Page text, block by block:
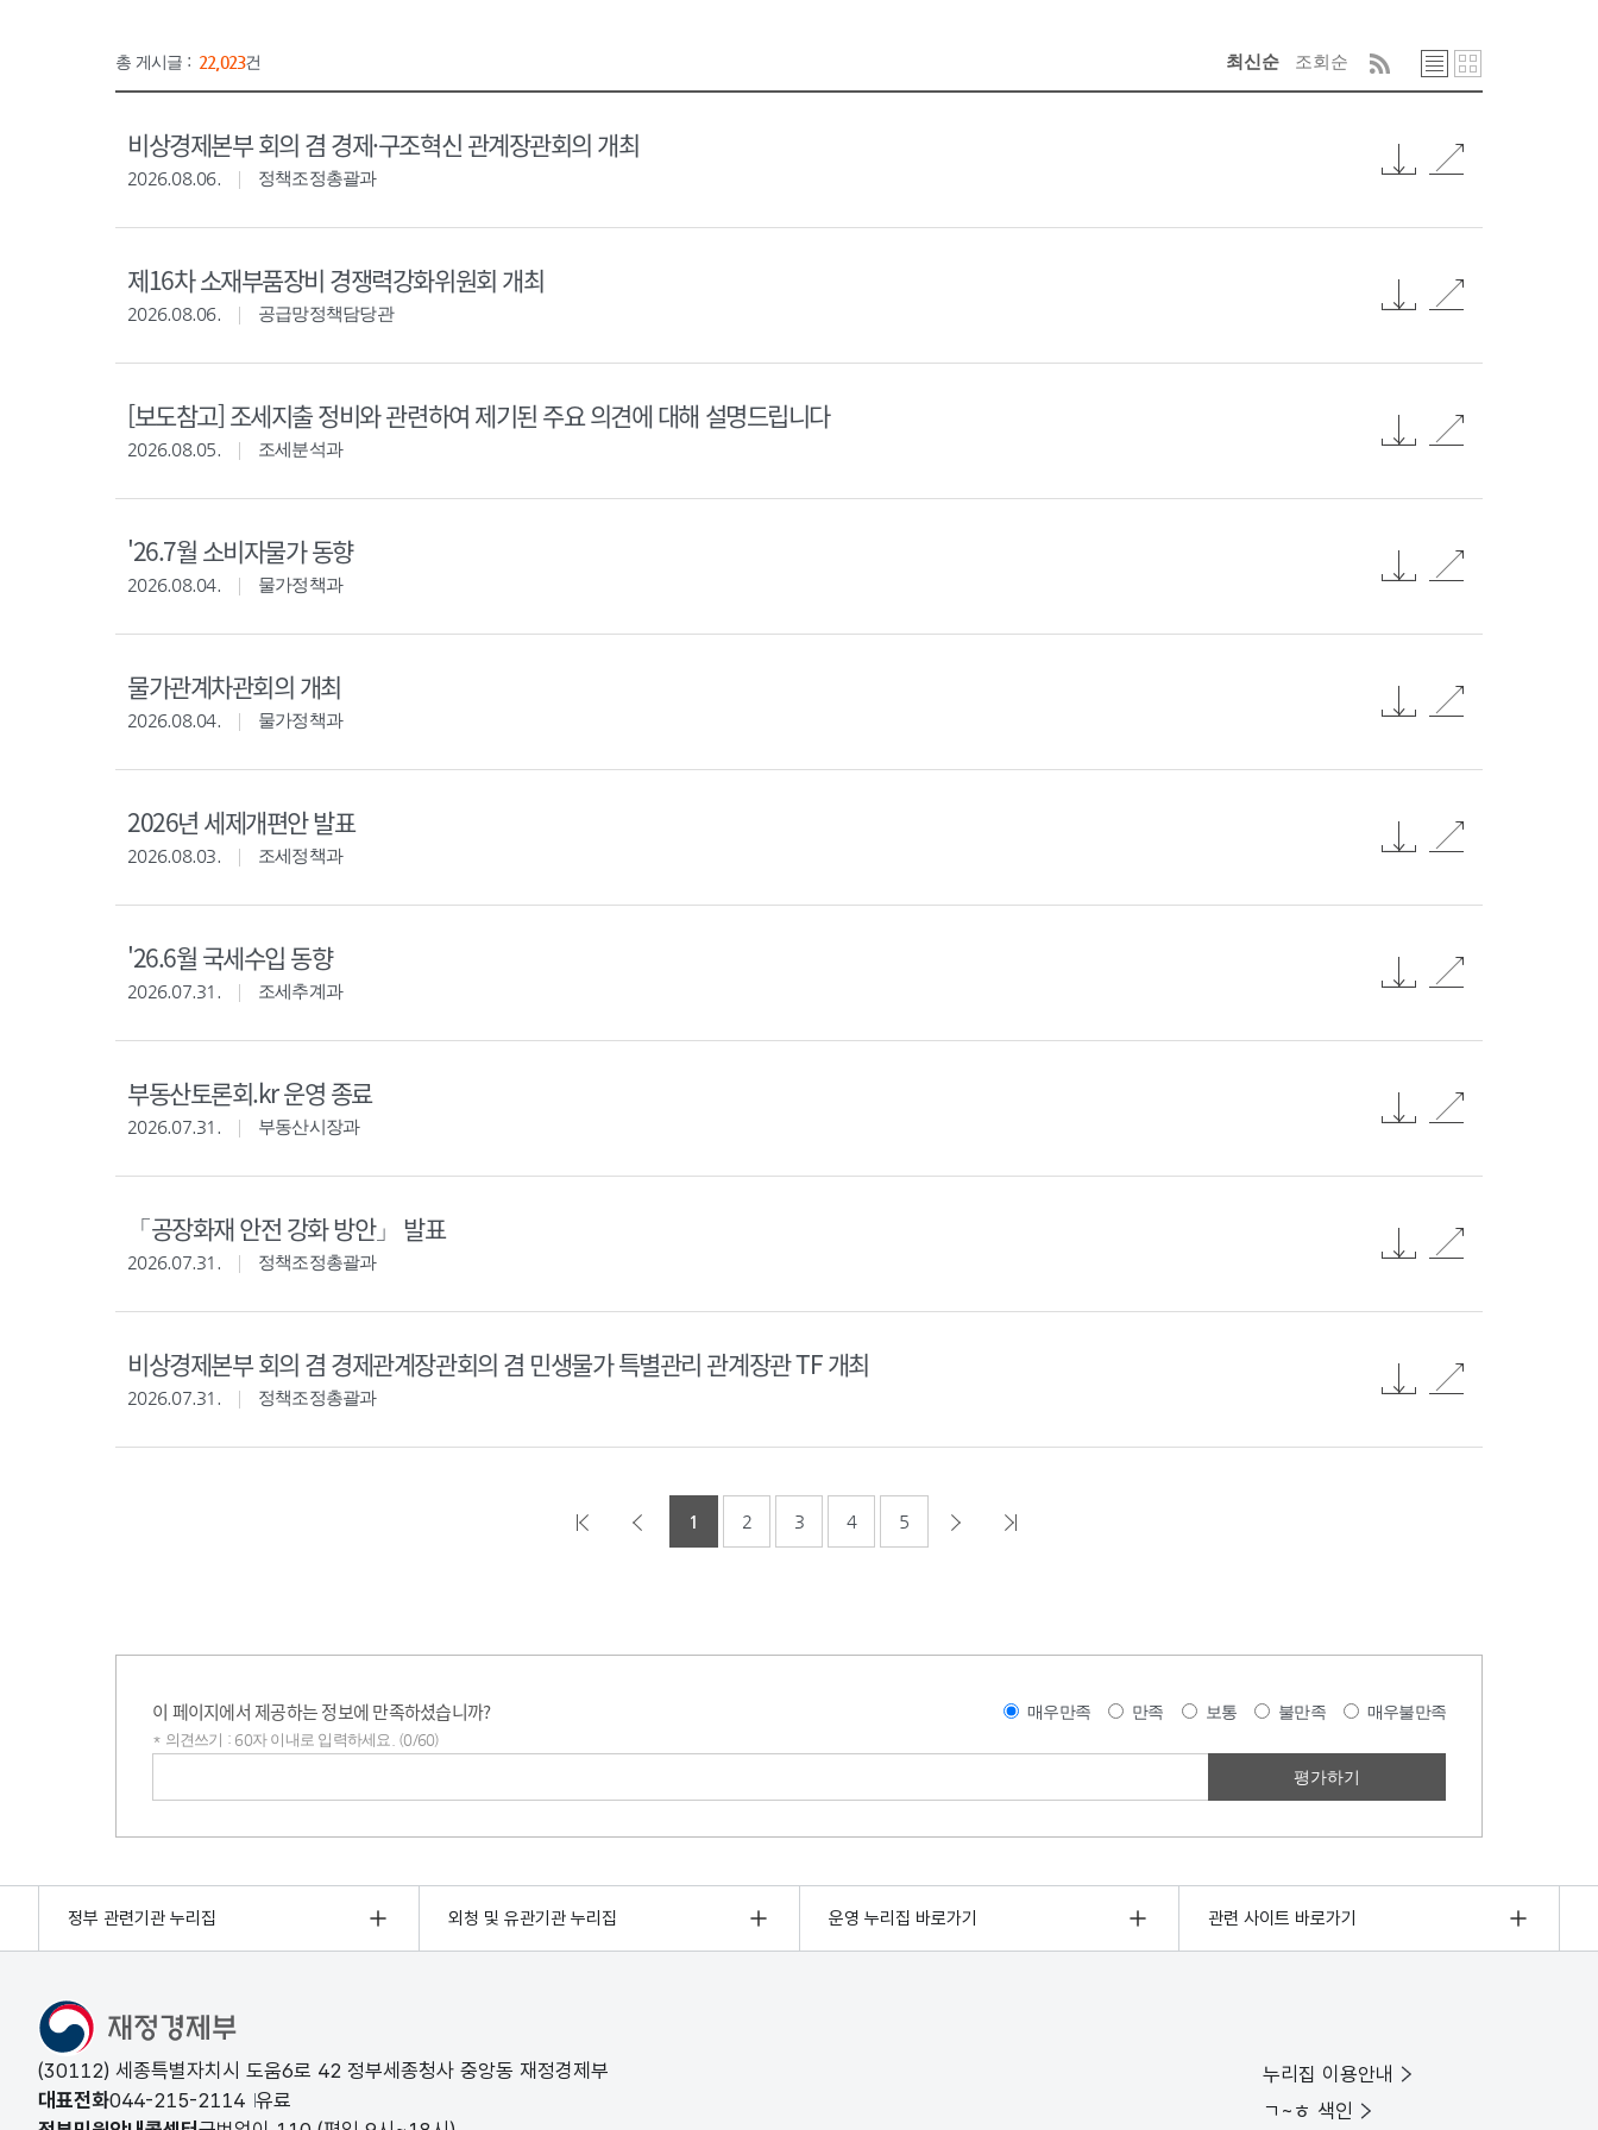
총 게시글 : 22,023건 최신순 조회순
비상경제본부 회의 겸 경제·구조혁신 관계장관회의 개최
2026.08.06. 정책조정총괄과
제16차 소재부품장비 경쟁력강화위원회 개최
2026.08.06. 공급망정책담당관
[보도참고] 조세지출 정비와 관련하여 제기된 주요 의견에 대해 설명드립니다
2026.08.05. 조세분석과
'26.7월 소비자물가 동향
2026.08.04. 물가정책과
물가관계차관회의 개최
2026.08.04. 물가정책과
2026년 세제개편안 발표
2026.08.03. 조세정책과
'26.6월 국세수입 동향
2026.07.31. 조세추계과
부동산토론회.kr 운영 종료
2026.07.31. 부동산시장과
「공장화재 안전 강화 방안」 발표
2026.07.31. 정책조정총괄과
비상경제본부 회의 겸 경제관계장관회의 겸 민생물가 특별관리 관계장관 TF 개최
2026.07.31. 정책조정총괄과
1 2 3 4 5
이 페이지에서 제공하는 정보에 만족하셨습니까? 매우만족 만족 보통 불만족 매우불만족
* 의견쓰기 : 60자 이내로 입력하세요. (0/60)
정부 관련기관 누리집 외청 및 유관기관 누리집 운영 누리집 바로가기 관련 사이트 바로가기
(30112) 세종특별자치시 도움6로 42 정부세종청사 중앙동 재정경제부
대표전화044-215-2114 유료
누리집 이용안내
ㄱ~ㅎ 색인